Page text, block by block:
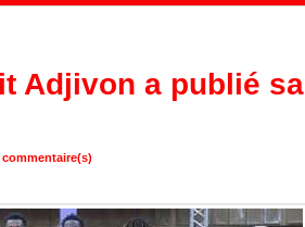
Adjivon a publié sa
commentaire(s)